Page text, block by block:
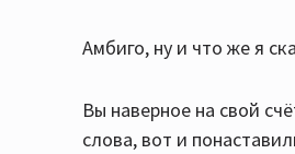
Амбиго, ну и что же я
Вы наверное на свой
слова, вот и